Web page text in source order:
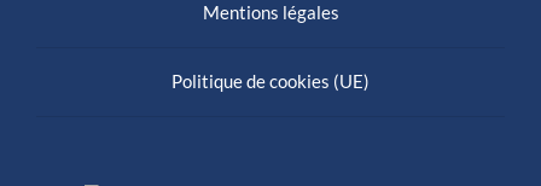
Mentions légales
Politique de cookies (UE)